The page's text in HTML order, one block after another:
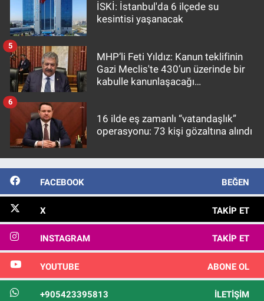
İSKİ: İstanbul'da 6 ilçede su
kesintisi yaşanacak
MHP’li Feti Yıldız: Kanun teklifinin
Gazi Meclis'te 430’un üzerinde bir
kabulle kanunlaşacağı
5
16 ilde eş zamanlı “vatandaşlık”
operasyonu: 73 kişi gözaltına alındı
6
FACEBOOK BEĞEN
X TAKIP ET
INSTAGRAM TAKIP ET
YOUTUBE ABONE OL
+905423395813 İLETIŞIM